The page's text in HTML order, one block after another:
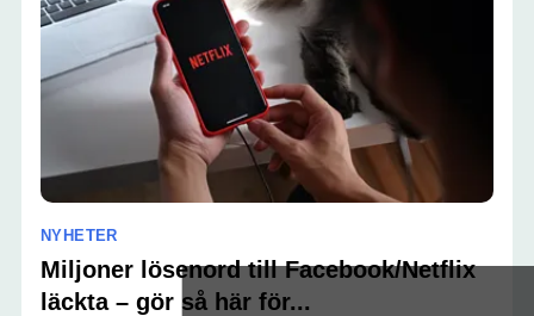
NYHETER
Miljoner lösenord till Facebook/Netflix
läckta – gör så här för...